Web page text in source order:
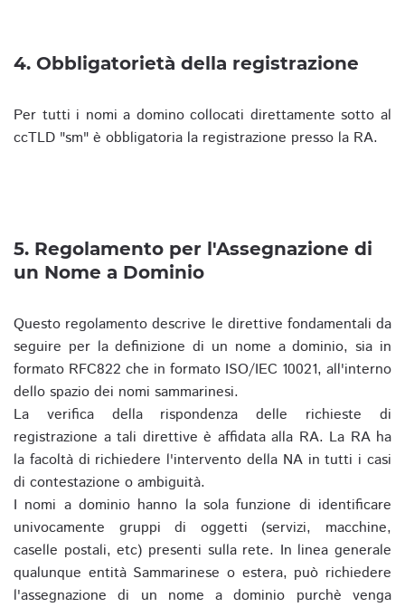
4. Obbligatorietà della registrazione
Per tutti i nomi a domino collocati direttamente sotto al
ccTLD "sm" è obbligatoria la registrazione presso la RA.
5. Regolamento per l'Assegnazione di
un Nome a Dominio
Questo regolamento descrive le direttive fondamentali da
seguire per la definizione di un nome a dominio, sia in
formato RFC822 che in formato ISO/IEC 10021, all'interno
dello spazio dei nomi sammarinesi.
La verifica della rispondenza delle richieste di
registrazione a tali direttive è affidata alla RA. La RA ha
la facoltà di richiedere l'intervento della NA in tutti i casi
di contestazione o ambiguità.
I nomi a dominio hanno la sola funzione di identificare
univocamente gruppi di oggetti (servizi, macchine,
caselle postali, etc) presenti sulla rete. In linea generale
qualunque entità Sammarinese o estera, può richiedere
l'assegnazione di un nome a dominio purchè venga